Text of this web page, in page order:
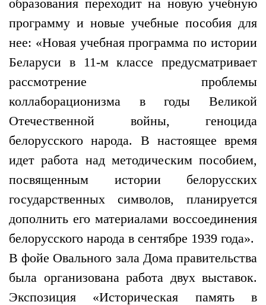
образования переходит на новую учебную
программу и новые учебные пособия для
нее: «Новая учебная программа по истории
Беларуси в 11-м классе предусматривает
рассмотрение проблемы
коллаборационизма в годы Великой
Отечественной войны, геноцида
белорусского народа. В настоящее время
идет работа над методическим пособием,
посвященным истории белорусских
государственных символов, планируется
дополнить его материалами воссоединения
белорусского народа в сентябре 1939 года».
В фойе Овального зала Дома правительства
была организована работа двух выставок.
Экспозиция «Историческая память в